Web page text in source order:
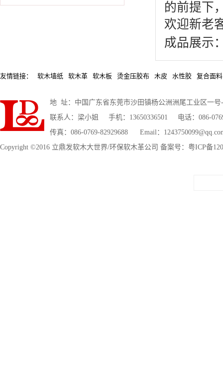
的前提下
欢迎新老
成品展示
友情链接： 软木墙纸 软木革 软木板 烫金压胶布 木皮 水性胶 复合面料
地 址：中国广东省东莞市沙田镇杨公洲洲尾工业区一号
联系人：梁小姐 手机：13650336501 电话：086-
传真：086-0769-82929688 Email：
Copyright ©2016 立鼎发软木大世界/环保软木革公司 备案号：粤ICP备